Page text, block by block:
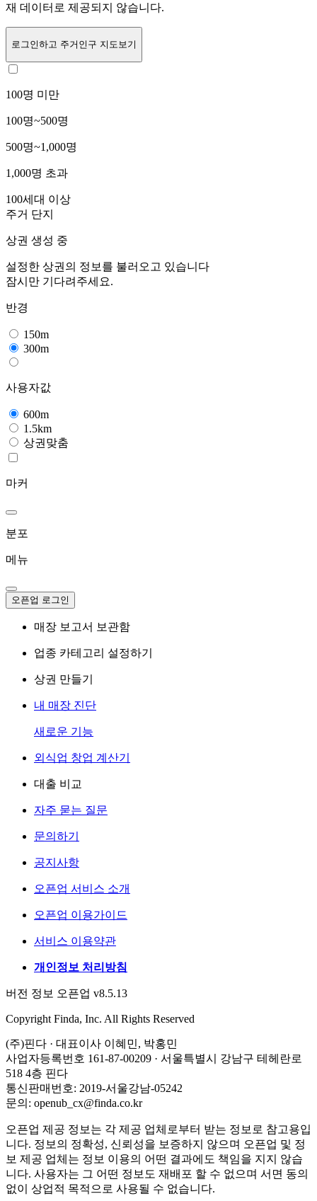
재 데이터로 제공되지 않습니다.
로그인하고 주거인구 지도보기
100명 미만
100명~500명
500명~1,000명
1,000명 초과
100세대 이상
주거 단지
상권 생성 중
설정한 상권의 정보를 불러오고 있습니다
잠시만 기다려주세요.
반경
150m
300m
사용자값
600m
1.5km
상권맞춤
마커
분포
메뉴
오픈업 로그인
매장 보고서 보관함
업종 카테고리 설정하기
상권 만들기
내 매장 진단
새로운 기능
외식업 창업 계산기
대출 비교
자주 묻는 질문
문의하기
공지사항
오픈업 서비스 소개
오픈업 이용가이드
서비스 이용약관
개인정보 처리방침
버전 정보 오픈업 v8.5.13
Copyright Finda, Inc. All Rights Reserved
(주)핀다 · 대표이사 이혜민, 박홍민
사업자등록번호 161-87-00209 · 서울특별시 강남구 테헤란로
518 4층 핀다
통신판매번호: 2019-서울강남-05242
문의: openub_cx@finda.co.kr
오픈업 제공 정보는 각 제공 업체로부터 받는 정보로 참고용입
니다. 정보의 정확성, 신뢰성을 보증하지 않으며 오픈업 및 정
보 제공 업체는 정보 이용의 어떤 결과에도 책임을 지지 않습
니다. 사용자는 그 어떤 정보도 재배포 할 수 없으며 서면 동의
없이 상업적 목적으로 사용될 수 없습니다.